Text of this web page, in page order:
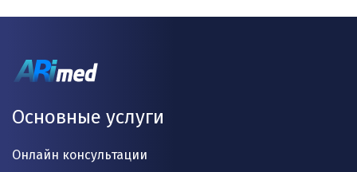
Основные услуги
Онлайн консультации